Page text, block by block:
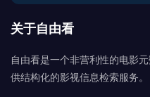
关于自由看
自由看是一个非营利性的电影
供结构化的影视信息检索服务。